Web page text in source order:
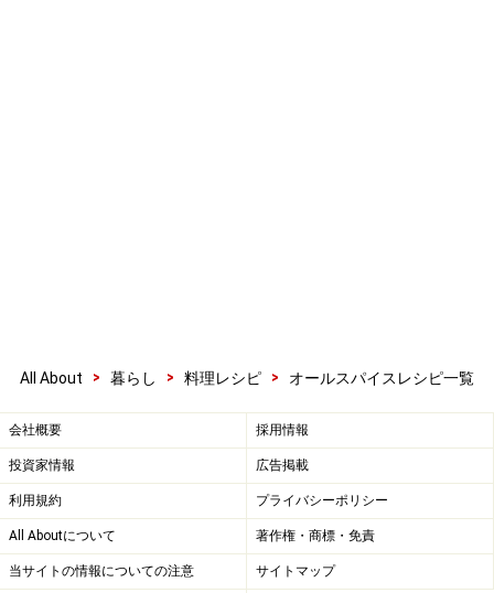
All About > 暮らし > 料理レシピ > オールスパイスレシピ一覧
会社概要 採用情報
投資家情報 広告掲載
利用規約 プライバシーポリシー
All Aboutについて 著作権・商標・免責
当サイトの情報についての注意 サイトマップ